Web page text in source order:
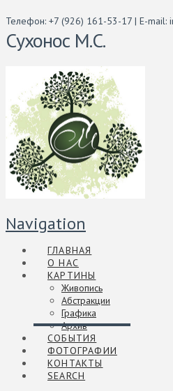
Телефон: +7 (926) 161-53-17 | E-mail:
Сухонос М.С.
Navigation
ГЛАВНАЯ
О НАС
КАРТИНЫ
Живопись
Абстракции
Графика
Архив
СОБЫТИЯ
ФОТОГРАФИИ
КОНТАКТЫ
SEARCH